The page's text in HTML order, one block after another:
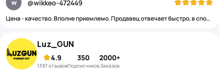
w @wikkeo-472449
Цена - качество. Вполне приемлемо. Продавец отвечает быстро, в спорных ситуациях идёт навстречу.
Luz_GUN
4.9
1397 отзывов
350
подписчиков
2000+
Заказов